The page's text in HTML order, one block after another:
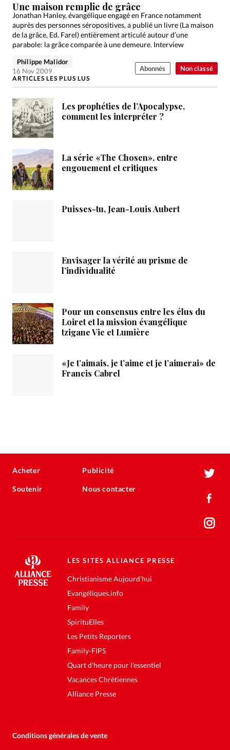
Non classé
Une maison remplie de grâce
Jonathan Hanley, évangélique engagé en France notamment
auprès des personnes séropositives, a publié un livre (La maison
de la grâce, Ed. Farel) entièrement articulé autour d’une
parabole: la grâce comparée à une demeure. Interview
Philippe Malidor
16 Nov 2009
Abonnés
ARTICLES LES PLUS LUS
Les prophéties de l’Apocalypse,
comment les interpréter ?
La série «The Chosen», entre
engouement et critiques
Puisses-tu, Jean-Louis Aubert
Envisager la vérité au prisme de
l’individualité
Pour un consensus entre les élus du
Loiret et la mission évangélique
tzigane Vie et Lumière
«Je t’aimais, je t’aime et je t’aimerai» de
Francis Cabrel
Acheter
Soutenir
Publicité
Nous contacter
LES SITES ALLIANCE PRESSE
Christianisme Aujourd'hui
Evangéliques.info
Family
SpirituElles
Les Petits Reporters
Family-FIPS
Quart d'heure pour l'essentiel
Vacances Chrétiennes
Alliance Presse
Conditions générales de vente